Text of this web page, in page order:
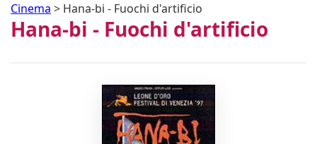
Cinema > Hana-bi - Fuochi d'artificio
Hana-bi - Fuochi d'artificio